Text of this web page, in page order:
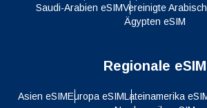
Saudi-Arabien eSIMVereinigte
Ägypten eSIM
Regionale eSIM
Asien eSIMEuropa eSIMLateinamerika